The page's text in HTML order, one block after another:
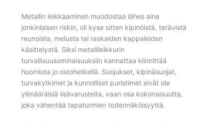
Metallin leikkaaminen muodostaa lähes aina
jonkinlaisen riskin, oli kyse sitten kipinöistä, terävistä
reunoista, melusta tai raskaiden kappaleiden
käsittelystä. Siksi metallileikkurin
turvallisuusominaisuuksiin kannattaa kiinnittää
huomiota jo ostohetkellä. Suojukset, kipinäsuojat,
turvakytkimet ja kunnolliset puristimet eivät ole
ylimääräisiä lisävarusteita, vaan osa kokonaisuutta,
joka vähentää tapaturmien todennäköisyyttä.